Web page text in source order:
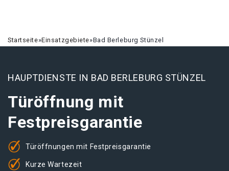
Startseite»Einsatzgebiete»Bad Berleburg Stünzel
HAUPTDIENSTE IN BAD BERLEBURG STÜNZEL
Türöffnung mit
Festpreisgarantie
Türöffnungen mit Festpreisgarantie
Kurze Wartezeit